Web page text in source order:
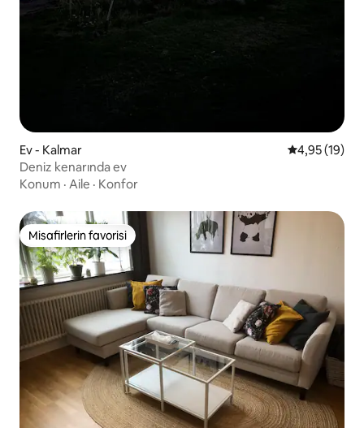
Ev - Kalmar 5 üzerinden
4,95 (19)
Deniz kenarında ev
Konum · Aile · Konfor
Misafirlerin favorisi
Misafirlerin favorisi